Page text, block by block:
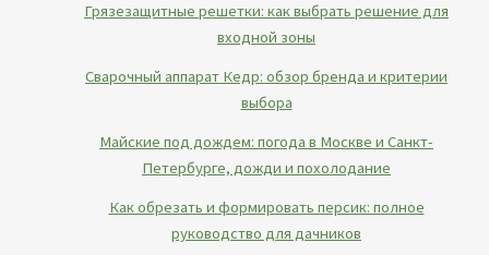
Грязезащитные решетки: как выбрать решение для
входной зоны
Сварочный аппарат Кедр: обзор бренда и критерии
выбора
Майские под дождем: погода в Москве и Санкт-
Петербурге, дожди и похолодание
Как обрезать и формировать персик: полное
руководство для дачников